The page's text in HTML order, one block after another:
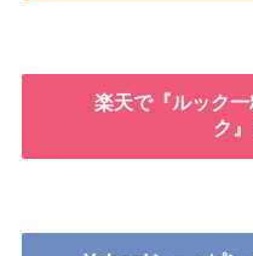
楽天で『ルック
ク